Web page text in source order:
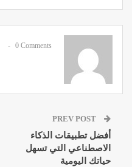
0 Comments
أفضل تطبيقات الذكاء
الاصطناعي التي تسهل
حياتك اليومية